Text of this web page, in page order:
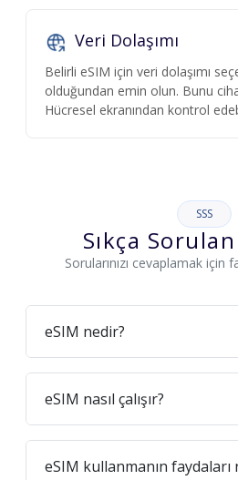
Veri Dolaşımı
Belirli eSIM için veri dolaşımı
olduğundan emin olun. Bunu
Hücresel ekranından kontrol
SSS
Sıkça
Sorularınızı cevaplamak için
eSIM nedir?
eSIM nasıl çalışır?
eSIM kullanmanın faydaları